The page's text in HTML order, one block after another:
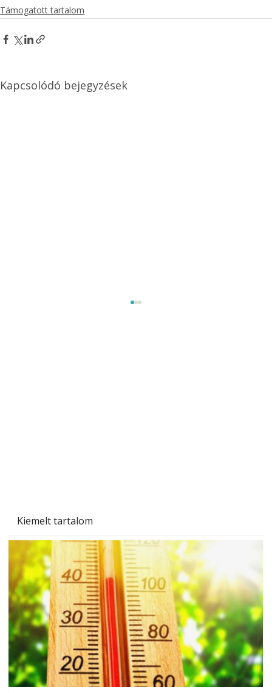
Kiemelt tartalom
Támogatott tartalom
Kapcsolódó bejegyzések